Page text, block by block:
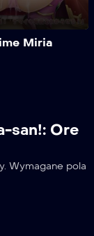
Miria
san!: Ore
Wymagane pola